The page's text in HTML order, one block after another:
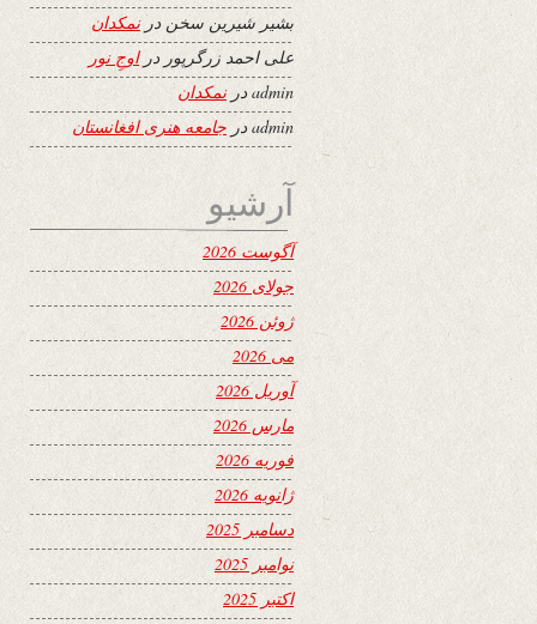
بشیر شیرین سخن درنمکدان
علی احمد زرگرپور دراوجِ نور
adminدرنمکدان
admin در جامعه هنری افغانستان
آرشیو
آگوست 2026
جولای 2026
ژوئن 2026
می 2026
آوریل 2026
مارس 2026
فوریه 2026
ژانویه 2026
دسامبر 2025
نوامبر 2025
اکتبر 2025